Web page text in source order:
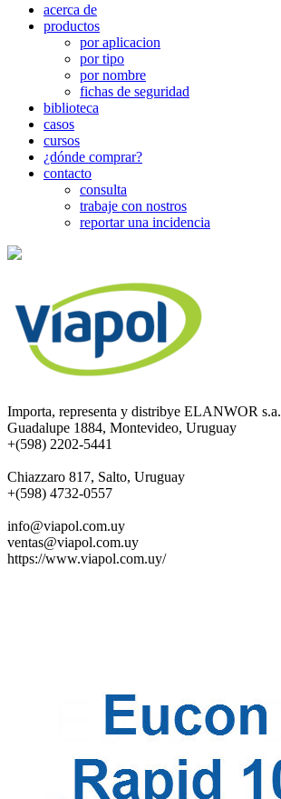
acerca de
productos
por aplicacion
por tipo
por nombre
fichas de seguridad
biblioteca
casos
cursos
¿dónde comprar?
contacto
consulta
trabaje con nostros
reportar una incidencia
Importa, representa y distribye ELANWOR s.a.
Guadalupe 1884, Montevideo, Uruguay
+(598) 2202-5441
Chiazzaro 817, Salto, Uruguay
+(598) 4732-0557
info@viapol.com.uy
ventas@viapol.com.uy
https://www.viapol.com.uy/